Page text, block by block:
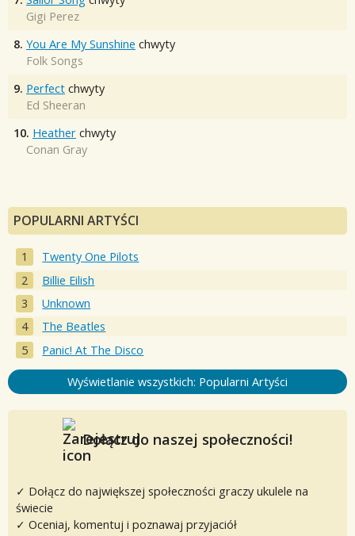
Gigi Perez
8. You Are My Sunshine chwyty
Folk Songs
9. Perfect chwyty
Ed Sheeran
10. Heather chwyty
Conan Gray
POPULARNI ARTYŚCI
Twenty One Pilots
Billie Eilish
Unknown
The Beatles
Panic! At The Disco
Wyświetlanie wszystkich: Popularni Artyści
Dołącz do naszej społeczności!
✓ Dołącz do największej społeczności graczy ukulele na
świecie
✓ Oceniaj, komentuj i poznawaj przyjaciół